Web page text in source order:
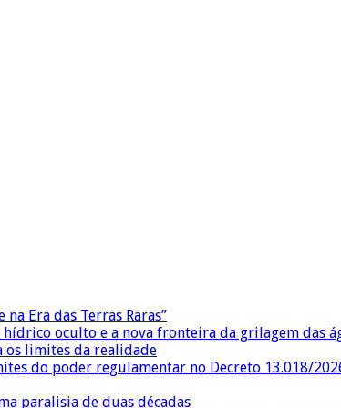
Era das Terras Raras”
oculto e a nova fronteira da grilagem das
os limites da realidade
do poder regulamentar no Decreto 13.018/
paralisia de duas décadas